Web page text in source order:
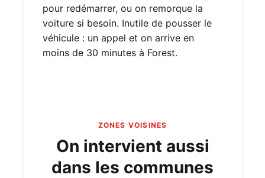
pour redémarrer, ou on remorque la
voiture si besoin. Inutile de pousser le
véhicule : un appel et on arrive en
moins de 30 minutes à Forest.
ZONES VOISINES
On intervient aussi
dans les communes